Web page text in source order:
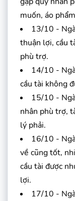
muốn, áo
13/10 -
thuận lợi, cầu
phù trợ.
14/10 -
cầu tài không
15/10 -
nhân phù trợ,
lý phải.
16/10 -
về cũng tốt,
cầu tài được
lợi.
17/10 -